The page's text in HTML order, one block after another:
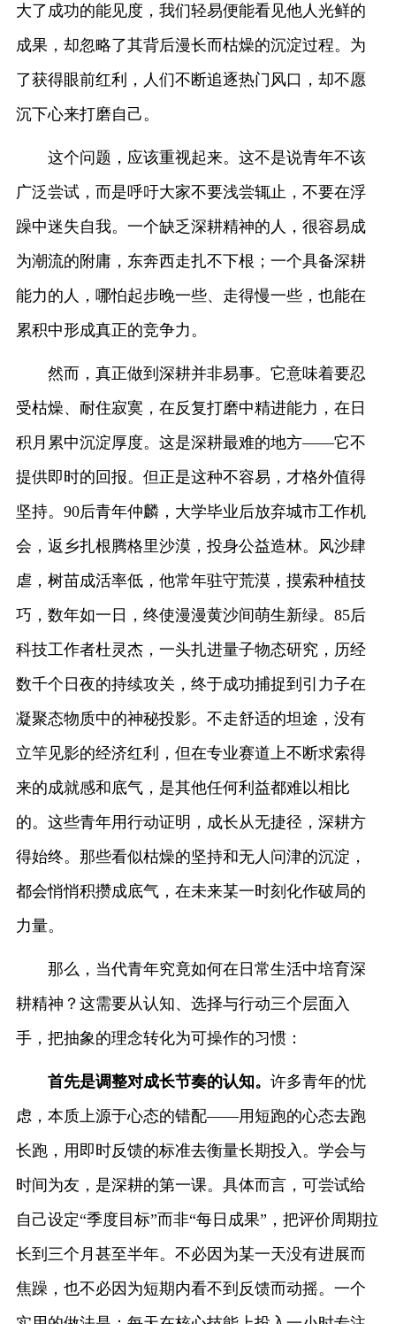
大了成功的能见度，我们轻易便能看见他人光鲜的
成果，却忽略了其背后漫长而枯燥的沉淀过程。为
了获得眼前红利，人们不断追逐热门风口，却不愿
沉下心来打磨自己。
这个问题，应该重视起来。这不是说青年不该
广泛尝试，而是呼吁大家不要浅尝辄止，不要在浮
躁中迷失自我。一个缺乏深耕精神的人，很容易成
为潮流的附庸，东奔西走扎不下根；一个具备深耕
能力的人，哪怕起步晚一些、走得慢一些，也能在
累积中形成真正的竞争力。
然而，真正做到深耕并非易事。它意味着要忍
受枯燥、耐住寂寞，在反复打磨中精进能力，在日
积月累中沉淀厚度。这是深耕最难的地方——它不
提供即时的回报。但正是这种不容易，才格外值得
坚持。90后青年仲麟，大学毕业后放弃城市工作机
会，返乡扎根腾格里沙漠，投身公益造林。风沙肆
虐，树苗成活率低，他常年驻守荒漠，摸索种植技
巧，数年如一日，终使漫漫黄沙间萌生新绿。85后
科技工作者杜灵杰，一头扎进量子物态研究，历经
数千个日夜的持续攻关，终于成功捕捉到引力子在
凝聚态物质中的神秘投影。不走舒适的坦途，没有
立竿见影的经济红利，但在专业赛道上不断求索得
来的成就感和底气，是其他任何利益都难以相比
的。这些青年用行动证明，成长从无捷径，深耕方
得始终。那些看似枯燥的坚持和无人问津的沉淀，
都会悄悄积攒成底气，在未来某一时刻化作破局的
力量。
那么，当代青年究竟如何在日常生活中培育深
耕精神？这需要从认知、选择与行动三个层面入
手，把抽象的理念转化为可操作的习惯：
首先是调整对成长节奏的认知。 许多青年的忧
虑，本质上源于心态的错配——用短跑的心态去跑
长跑，用即时反馈的标准去衡量长期投入。学会与
时间为友，是深耕的第一课。具体而言，可尝试给
自己设定“季度目标”而非“每日成果”，把评价周期拉
长到三个月甚至半年。不必因为某一天没有进展而
焦躁，也不必因为短期内看不到反馈而动摇。一个